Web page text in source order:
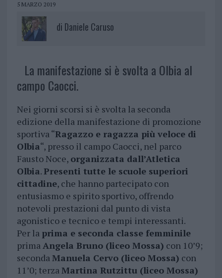
5 MARZO 2019
di Daniele Caruso
La manifestazione si è svolta a Olbia al
campo Caocci.
Nei giorni scorsi si è svolta la seconda
edizione della manifestazione di promozione
sportiva “Ragazzo e ragazza più veloce di
Olbia“, presso il campo Caocci, nel parco
Fausto Noce, organizzata dall’Atletica
Olbia.Presenti tutte le scuole superiori
cittadine, che hanno partecipato con
entusiasmo e spirito sportivo, offrendo
notevoli prestazioni dal punto di vista
agonistico e tecnico e tempi interessanti.
Per la prima e seconda classe femminile
primaAngela Bruno (liceo Mossa) con 10’9;
secondaManuela Cervo (liceo Mossa) con
11’0; terzaMartina Rutzittu (liceo Mossa)